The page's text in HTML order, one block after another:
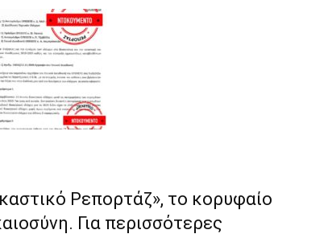
Ρεπορτάζ», το κορυφαίο
Για περισσότερες